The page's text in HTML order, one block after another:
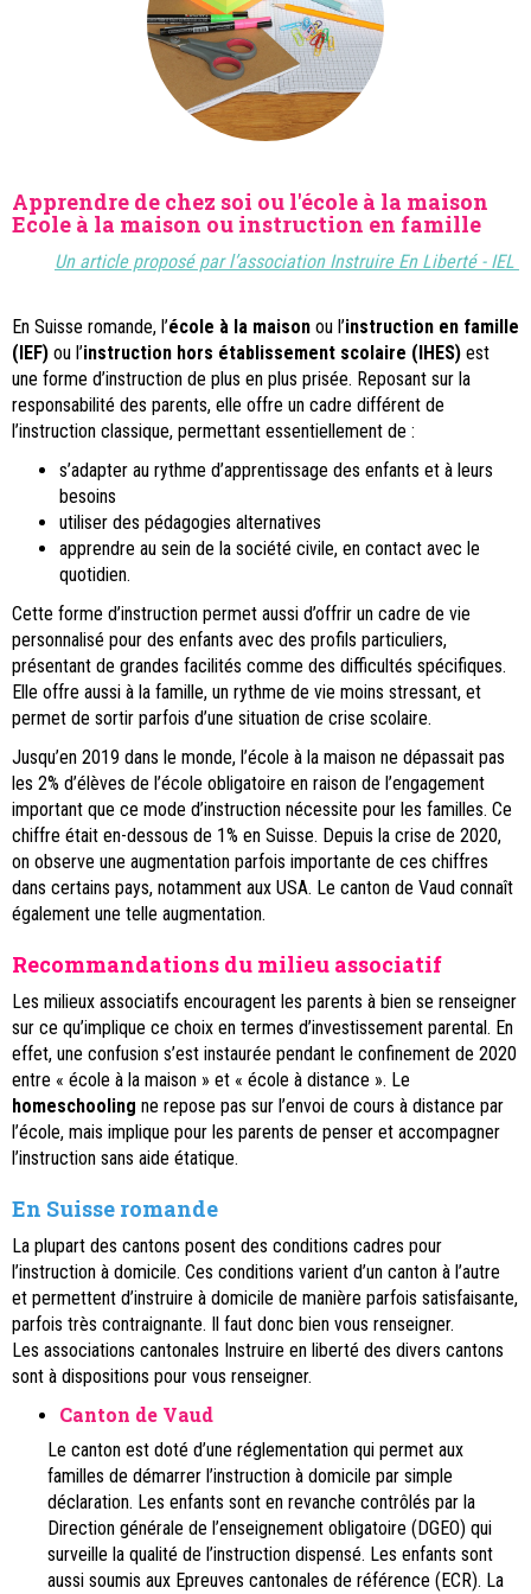
Apprendre de chez soi ou l'école à la maison
Ecole à la maison ou instruction en famille
Un article proposé par l’association Instruire En Liberté - IEL
En Suisse romande, l’école à la maison ou l’instruction en famille
(IEF) ou l’instruction hors établissement scolaire (IHES) est
une forme d’instruction de plus en plus prisée. Reposant sur la
responsabilité des parents, elle offre un cadre différent de
l’instruction classique, permettant essentiellement de :
s’adapter au rythme d’apprentissage des enfants et à leurs
besoins
utiliser des pédagogies alternatives
apprendre au sein de la société civile, en contact avec le
quotidien.
Cette forme d’instruction permet aussi d’offrir un cadre de vie
personnalisé pour des enfants avec des profils particuliers,
présentant de grandes facilités comme des difficultés spécifiques.
Elle offre aussi à la famille, un rythme de vie moins stressant, et
permet de sortir parfois d’une situation de crise scolaire.
Jusqu’en 2019 dans le monde, l’école à la maison ne dépassait pas
les 2% d’élèves de l’école obligatoire en raison de l’engagement
important que ce mode d’instruction nécessite pour les familles. Ce
chiffre était en-dessous de 1% en Suisse. Depuis la crise de 2020,
on observe une augmentation parfois importante de ces chiffres
dans certains pays, notamment aux USA. Le canton de Vaud connaît
également une telle augmentation.
Recommandations du milieu associatif
Les milieux associatifs encouragent les parents à bien se renseigner
sur ce qu’implique ce choix en termes d’investissement parental. En
effet, une confusion s’est instaurée pendant le confinement de 2020
entre « école à la maison » et « école à distance ». Le
homeschooling ne repose pas sur l’envoi de cours à distance par
l’école, mais implique pour les parents de penser et accompagner
l’instruction sans aide étatique.
En Suisse romande
La plupart des cantons posent des conditions cadres pour
l’instruction à domicile. Ces conditions varient d’un canton à l’autre
et permettent d’instruire à domicile de manière parfois satisfaisante,
parfois très contraignante. Il faut donc bien vous renseigner.
Les associations cantonales Instruire en liberté des divers cantons
sont à dispositions pour vous renseigner.
Canton de Vaud
Le canton est doté d’une réglementation qui permet aux
familles de démarrer l’instruction à domicile par simple
déclaration. Les enfants sont en revanche contrôlés par la
Direction générale de l’enseignement obligatoire (DGEO) qui
surveille la qualité de l’instruction dispensé. Les enfants sont
aussi soumis aux Epreuves cantonales de référence (ECR). La